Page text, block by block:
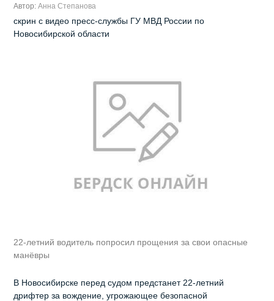
Автор:Анна Степанова
скрин с видео пресс-службы ГУ МВД России по
Новосибирской области
22-летний водитель попросил прощения за свои опасные
манёвры
В Новосибирске перед судом предстанет 22-летний
дрифтер за вождение, угрожающее безопасной